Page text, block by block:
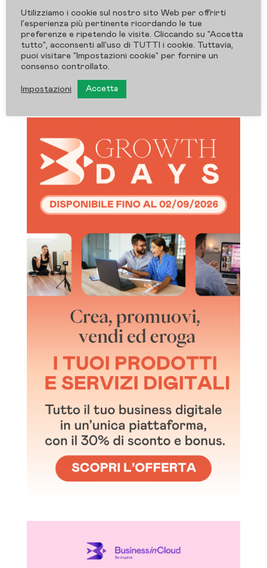
del pdf. Un funnel ebook gratuito ben
costruito ti aiuta infatti a raccogliere
contatti in modo più efficace, accompagnare
l’utente verso il...
Utilizziamo i cookie sul nostro sito Web per offrirti
l'esperienza più pertinente ricordando le tue
preferenze e ripetendo le visite. Cliccando su "Accetta
tutto", acconsenti all'uso di TUTTI i cookie. Tuttavia,
puoi visitare "Impostazioni cookie" per fornire un
consenso controllato.
Impostazioni Accetta